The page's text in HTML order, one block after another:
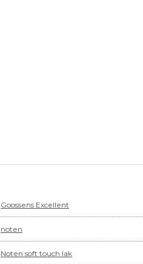
Goossens Excellent
noten
Noten soft touch lak